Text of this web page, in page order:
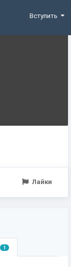
Вступить
Лайки
1